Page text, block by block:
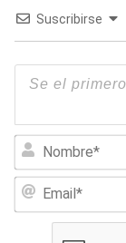
Suscribirse